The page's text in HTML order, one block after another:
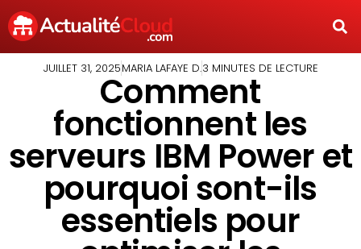
JUILLET 31, 2025MARIA LAFAYE D.3 MINUTES DE LECTURE
Comment
fonctionnent les
serveurs IBM Power et
pourquoi sont-ils
essentiels pour